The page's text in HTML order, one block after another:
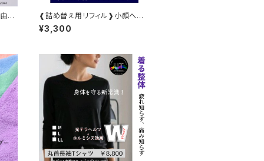
来
❰詰め替え用リフィル❱小顔への
近道&しみカバークッションファン
デーション
¥3,300